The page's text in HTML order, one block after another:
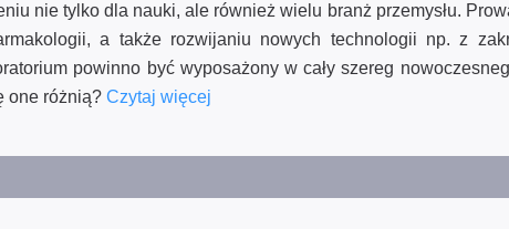
nie tylko dla nauki, ale również wielu branż przemysłu.
a także rozwijaniu nowych technologii np. z
powinno być wyposażony w cały szereg
one różnią? Czytaj więcej